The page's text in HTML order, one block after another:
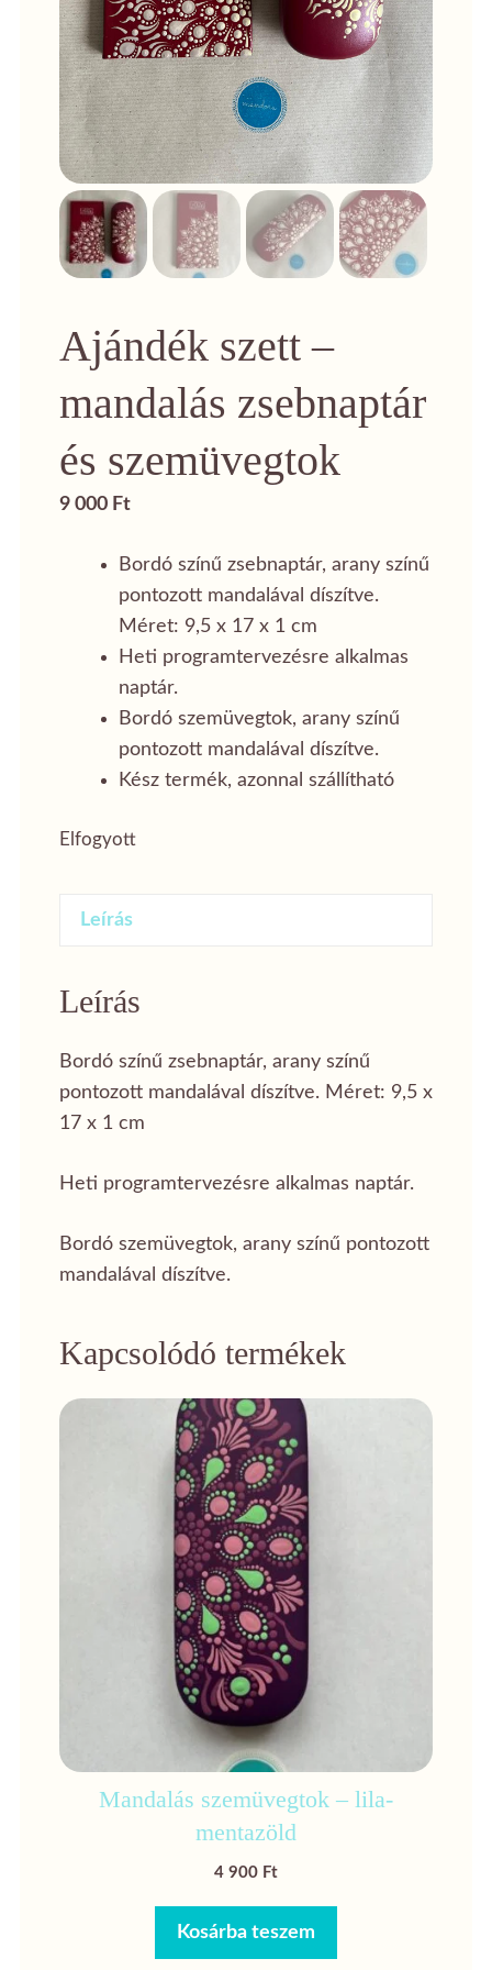
Ajándék szett –
mandalás zsebnaptár
és szemüvegtok
9 000 Ft
Bordó színű zsebnaptár, arany színű
pontozott mandalával díszítve.
Méret: 9,5 x 17 x 1 cm
Heti programtervezésre alkalmas
naptár.
Bordó szemüvegtok, arany színű
pontozott mandalával díszítve.
Kész termék, azonnal szállítható
Elfogyott
Leírás
Leírás
Bordó színű zsebnaptár, arany színű
pontozott mandalával díszítve. Méret: 9,5 x
17 x 1 cm
Heti programtervezésre alkalmas naptár.
Bordó szemüvegtok, arany színű pontozott
mandalával díszítve.
Kapcsolódó termékek
Mandalás szemüvegtok – lila-
mentazöld
4 900 Ft
Kosárba teszem